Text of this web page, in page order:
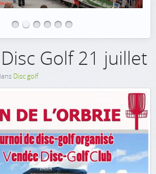
Golf 21 juillet
Disc golf